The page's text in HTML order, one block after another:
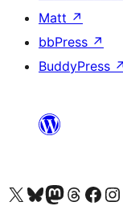
Matt ↗
bbPress ↗
BuddyPress ↗
Bezoek ons X (voorheen Twitter) account
Bezoek ons Bluesky account
Bezoek ons Mastodon account
Bezoek ons Threads
Onze